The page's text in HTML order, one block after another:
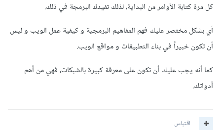
كل مرة كتابة الأوامر من البداية، لذلك تفيدك البرمجة في ذلك.
أي بشكل مختصر عليك فهم المفاهيم البرمجية و كيفية عمل الويب و ليس
أن تكون خبيراً في بناء التطبيقات و مواقع الويب.
كما أنه يجب عليك أن تكون على معرفة كبيرة بالشبكات، فهي من أهم
أدواتك.
اقتباس